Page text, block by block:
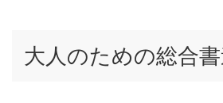
大人のための総合